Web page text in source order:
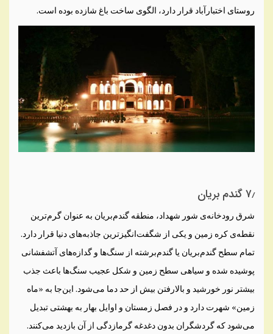
روستای اختبارآباد قرار دارد، الگوی ساخت باغ شازده بوده است.
۷٫ گندم بریان
شرق رودخانه‌ی شور شهداد، منطقه گندم‌بریان به عنوان گرم‌ترین
نقطه‌ی کره زمین و یکی از شگفت‌انگیزترین جاذبه‌های دنیا قرار دارد.
تمام سطح گندم‌بریان یا گندم‌برشته از سنگ‌ها و گدازه‌های آتشفشانی
پوشیده شده و سیاهی سطح زمین و شکل عجیب سنگ‌ها باعث جذب
بیشتر نور خورشید و بالارفتن بیش از حد دما می‌شود. این‌جا به «ماه
زمین» شهرت دارد و در فصل زمستان و اوایل بهار به بهشتی تبدیل
می‌شود که گردشگران بدون دغدغه گرمازدگی از آن بازدید می‌کنند.